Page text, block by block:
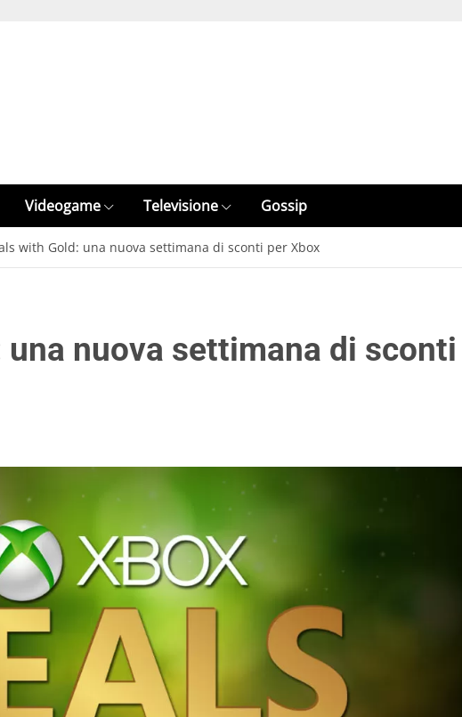
Videogame Televisione Gossip
with Gold: una nuova settimana di sconti per Xbox
una nuova settimana di sconti